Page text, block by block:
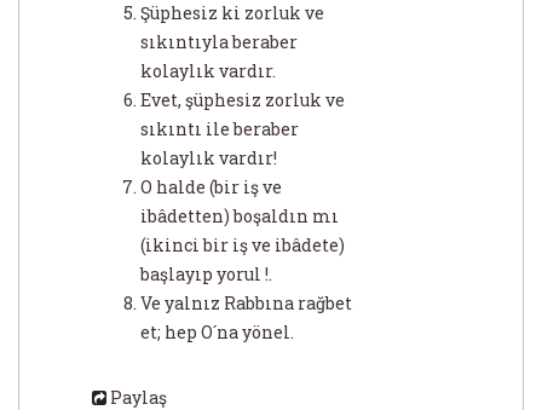
Şüphesiz ki zorluk ve
sıkıntıyla beraber
kolaylık vardır.
Evet, şüphesiz zorluk ve
sıkıntı ile beraber
kolaylık vardır!
O halde (bir iş ve
ibâdetten) boşaldın mı
(ikinci bir iş ve ibâdete)
başlayıp yorul !.
Ve yalnız Rabbına rağbet
et; hep O´na yönel.
Paylaş